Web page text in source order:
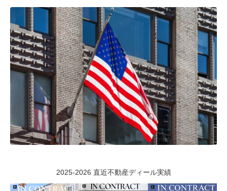
2025-2026 直近不動産ディール実績